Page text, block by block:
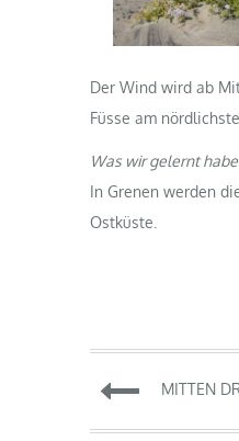
Der Wind wird ab
Füsse am
Was wir gelernt
In Grenen werden
Ostküste.
MITTEN